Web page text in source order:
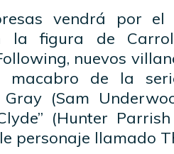
vendrá por
la figura de
nuevos
macabro de la
Gray (Sam
(Hunter
personaje llamado